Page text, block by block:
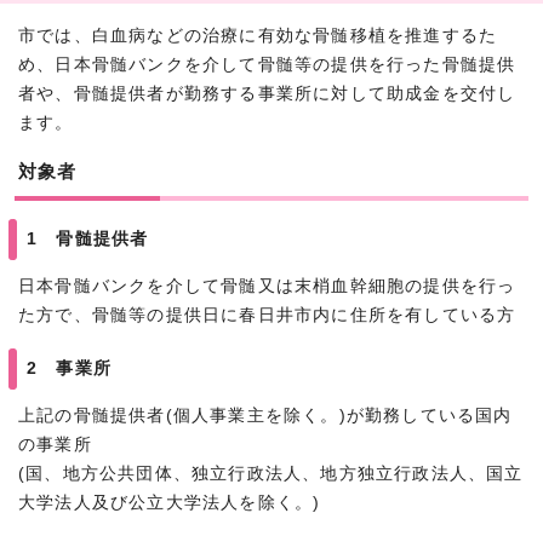
市では、白血病などの治療に有効な骨髄移植を推進するた
め、日本骨髄バンクを介して骨髄等の提供を行った骨髄提供
者や、骨髄提供者が勤務する事業所に対して助成金を交付し
ます。
対象者
1 骨髄提供者
日本骨髄バンクを介して骨髄又は末梢血幹細胞の提供を行っ
た方で、骨髄等の提供日に春日井市内に住所を有している方
2 事業所
上記の骨髄提供者(個人事業主を除く。)が勤務している国内
の事業所
(国、地方公共団体、独立行政法人、地方独立行政法人、国立
大学法人及び公立大学法人を除く。)